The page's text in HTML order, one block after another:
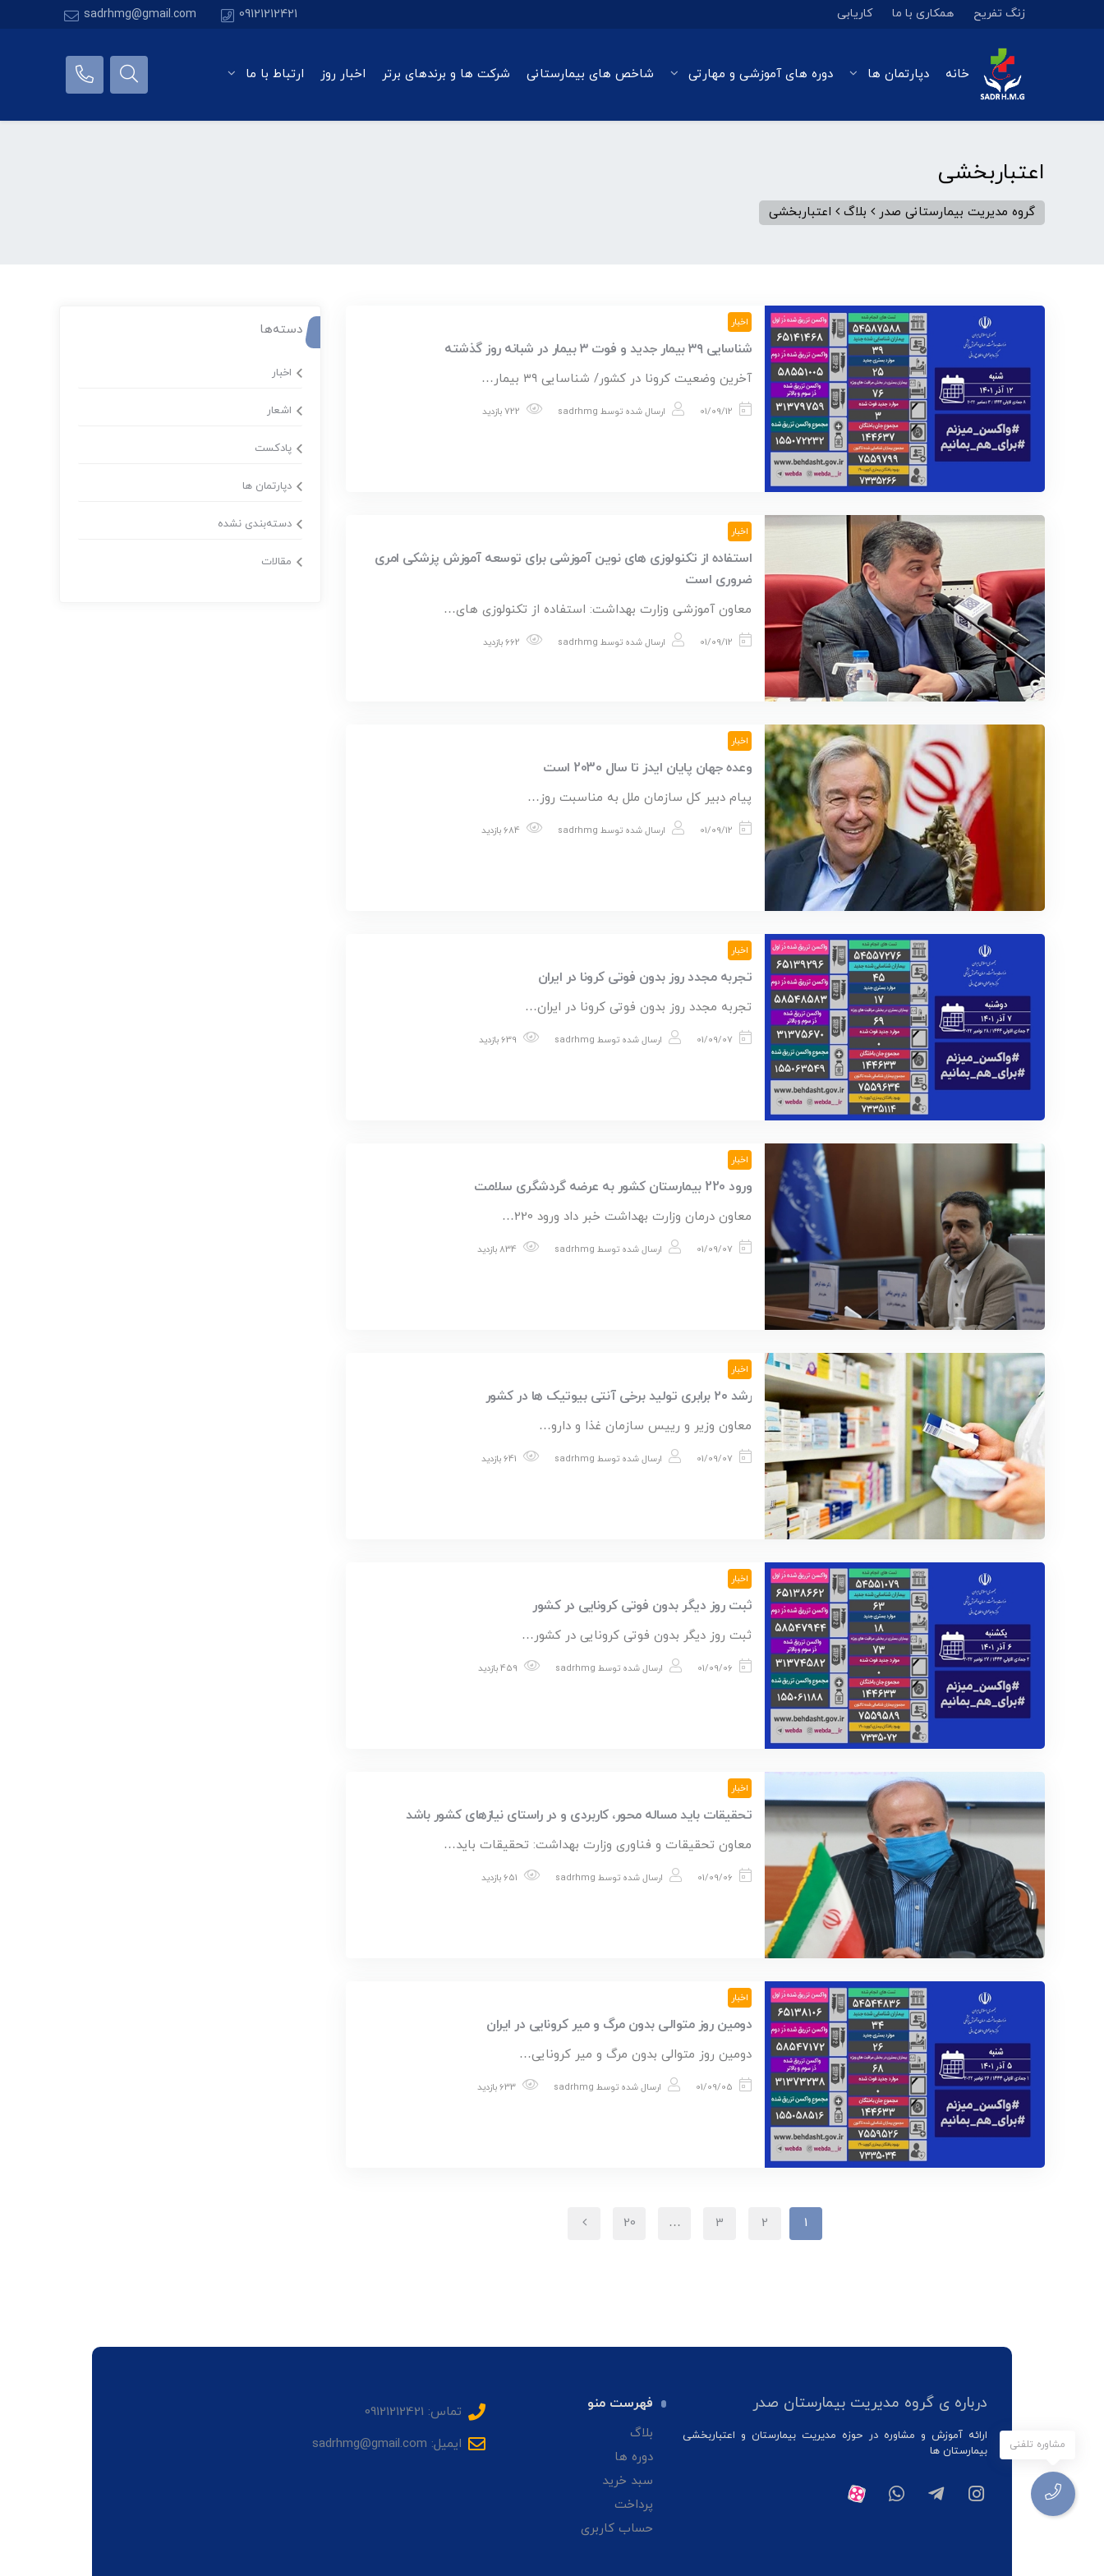
زنگ تفریح همکاری با ما کاریابی 09121212421
sadrhmg@gmail.com
خانه دپارتمان ها دوره های آموزشی و مهارتی شاخص های بیمارستانی شرکت ها و برندهای برتر اخبار روز ارتباط با ما
اعتباربخشی
گروه مدیریت بیمارستانی صدر بلاگ اعتباربخشی
اخبار
شناسایی ۳۹ بیمار جدید و فوت ۳ بیمار در شبانه روز گذشته
آخرین وضعیت کرونا در کشور/ شناسایی ۳۹ بیمار…
01/09/12 ارسال شده توسط sadrhmg
اخبار
استفاده از تکنولوزی های نوین آموزشی برای توسعه آموزش پزشکی امری
ضروری است
معاون آموزشی وزارت بهداشت: استفاده از تکنولوزی های…
01/09/12 ارسال شده توسط sadrhmg
اخبار
وعده جهان پایان ایدز تا سال 2030 است
پیام دبیر کل سازمان ملل به مناسبت روز…
01/09/12 ارسال شده توسط sadrhmg
اخبار
تجربه مجدد روز بدون فوتی کرونا در ایران
تجربه مجدد روز بدون فوتی کرونا در ایران…
01/09/07 ارسال شده توسط sadrhmg
اخبار
ورود 220 بیمارستان کشور به عرضه گردشگری سلامت
معاون درمان وزارت بهداشت خبر داد ورود 220…
01/09/07 ارسال شده توسط sadrhmg
اخبار
رشد ۲۰ برابری تولید برخی آنتی بیوتیک ها در کشور
معاون وزیر و رییس سازمان غذا و دارو…
01/09/07 ارسال شده توسط sadrhmg
اخبار
ثبت روز دیگر بدون فوتی کرونایی در کشور
ثبت روز دیگر بدون فوتی کرونایی در کشور…
01/09/06 ارسال شده توسط sadrhmg
اخبار
تحقیقات باید مساله محور، کاربردی و در راستای نیازهای کشور باشد
معاون تحقیقات و فناوری وزارت بهداشت: تحقیقات باید…
01/09/06 ارسال شده توسط sadrhmg
اخبار
دومین روز متوالی بدون مرگ و میر کرونایی در ایران
دومین روز متوالی بدون مرگ و میر کرونایی…
01/09/05 ارسال شده توسط sadrhmg
1
2
3
…
20
دسته‌ها
اخبار
اشعار
پادکست
دپارتمان ها
دسته‌بندی نشده
مقالات
درباره ی گروه مدیریت بیمارستان صدر
ارائه آموزش و مشاوره در حوزه مدیریت بیمارستان و اعتباربخشی
بیمارستان ها
فهرست منو
بلاگ
دوره ها
سبد خرید
پرداخت
حساب کاربری
تماس: 09121212421
ایمیل: sadrhmg@gmail.com
مشاوره تلفنی